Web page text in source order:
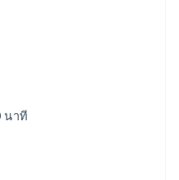
นาที